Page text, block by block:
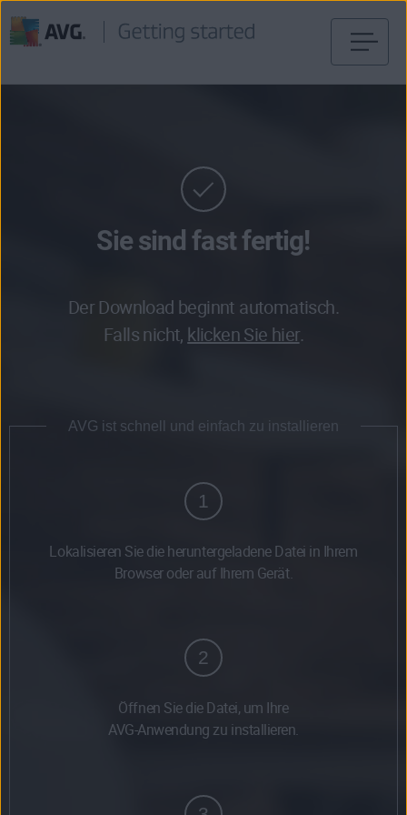
Sie sind fast fertig!
Der Download beginnt automatisch.
Falls nicht, klicken Sie hier.
AVG ist schnell und einfach zu installieren
1
Lokalisieren Sie die heruntergeladene Datei in Ihrem
Browser oder auf Ihrem Gerät.
2
Öffnen Sie die Datei, um Ihre
AVG-Anwendung zu installieren.